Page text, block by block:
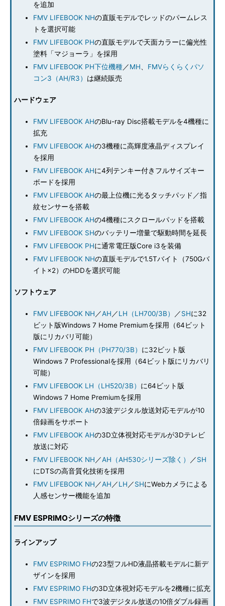
を追加
FMV LIFEBOOK NHの直販モデルでレッドのパームレス
トを選択可能
FMV LIFEBOOK PHの直販モデルで天面カラーに偏光性
塗料「マジョーラ」を採用
FMV LIFEBOOK PH下位機種／MH
FMVらくらくパソ
コン3（AH/R3） は継続販売
ハードウェア
FMV LIFEBOOK AHのBlu-ray Disc搭載モデルを4機種に
拡充
FMV LIFEBOOK AHの3機種に高輝度液晶ディスプレイ
を採用
FMV LIFEBOOK AHに4列テンキー付きフルサイズキー
ボードを採用
FMV LIFEBOOK AHの最上位機に光るタッチパッド／指
紋センサーを搭載
FMV LIFEBOOK AHの4機種にスクロールパッドを搭載
FMV LIFEBOOK SHのバッテリー増量で駆動時間を延長
FMV LIFEBOOK PHに通常電圧版Core i3を装備
FMV LIFEBOOK NHの直販モデルで1.5Tバイト（750Gバ
イト×2）のHDDを選択可能
ソフトウェア
FMV LIFEBOOK NH ／AH ／LH（LH700/3B） ／SHに32
ビット版Windows 7 Home Premiumを採用（64ビット
版にリカバリ可能）
FMV LIFEBOOK PH（PH770/3B） に32ビット版
Windows 7 Professionalを採用（64ビット版にリカバリ
可能）
FMV LIFEBOOK LH（LH520/3B） に64ビット版
Windows 7 Home Premiumを採用
FMV LIFEBOOK AHの3波デジタル放送対応モデルが10
倍録画をサポート
FMV LIFEBOOK AHの3D立体視対応モデルが3Dテレビ
放送に対応
FMV LIFEBOOK NH ／AH（AH530シリーズ除く） ／SH
にDTSの高音質化技術を採用
FMV LIFEBOOK NH ／AH ／LH ／SHにWebカメラによる
人感センサー機能を追加
FMV ESPRIMOシリーズの特徴
ラインアップ
FMV ESPRIMO FHの23型フルHD液晶搭載モデルに新デ
ザインを採用
FMV ESPRIMO FHの3D立体視対応モデルを2機種に拡充
FMV ESPRIMO FHで3波デジタル放送の10倍ダブル録画